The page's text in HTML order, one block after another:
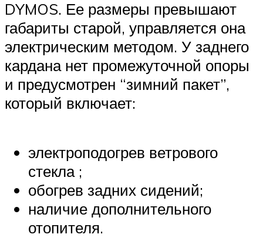
DYMOS. Ее размеры превышают
габариты старой, управляется она
электрическим методом. У заднего
кардана нет промежуточной опоры
и предусмотрен “зимний пакет”,
который включает:
электроподогрев ветрового
стекла ;
обогрев задних сидений;
наличие дополнительного
отопителя.